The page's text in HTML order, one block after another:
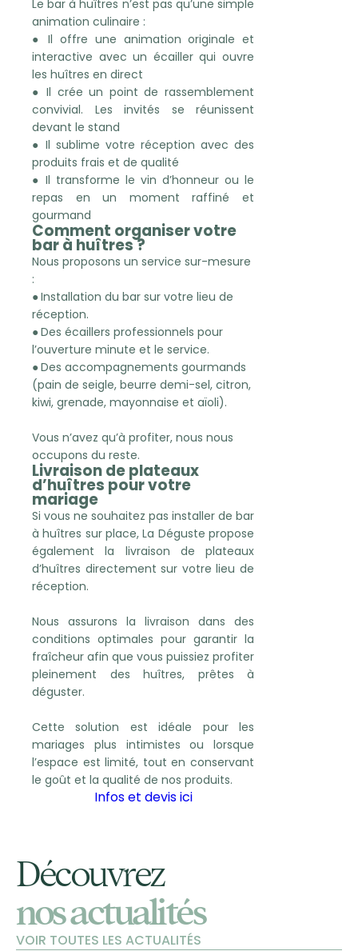
Le bar à huîtres n’est pas qu’une simple
animation culinaire :
●Il offre une animation originale et
interactive avec un écailler qui ouvre
les huîtres en direct
●Il crée un point de rassemblement
convivial. Les invités se réunissent
devant le stand
● Il sublime votre réception avec des
produits frais et de qualité
● Il transforme le vin d’honneur ou le
repas en un moment raffiné et
gourmand
Comment organiser votre
bar à huîtres ?
Nous proposons un service sur-mesure
:
●Installation du bar sur votre lieu de
réception.
●Des écaillers professionnels pour
l’ouverture minute et le service.
●Des accompagnements gourmands
(pain de seigle, beurre demi-sel, citron,
kiwi, grenade, mayonnaise et aïoli).
Vous n’avez qu’à profiter, nous nous
occupons du reste.
Livraison de plateaux
d’huîtres pour votre
mariage
Si vous ne souhaitez pas installer de bar
à huîtres sur place, La Déguste propose
également la livraison de plateaux
d’huîtres directement sur votre lieu de
réception.
Nous assurons la livraison dans des
conditions optimales pour garantir la
fraîcheur afin que vous puissiez profiter
pleinement des huîtres, prêtes à
déguster.
Cette solution est idéale pour les
mariages plus intimistes ou lorsque
l’espace est limité, tout en conservant
le goût et la qualité de nos produits.
Infos et devis ici
Découvrez
nos actualités
VOIR TOUTES LES ACTUALITÉS